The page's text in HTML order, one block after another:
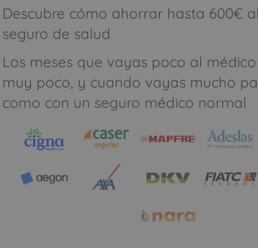
Descubre cómo ahorrar hasta 600€
seguro de salud
Los meses que vayas poco al
muy poco, y cuando vayas mucho
como con un seguro médico normal